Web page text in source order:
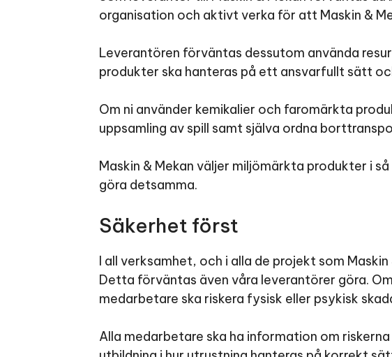
organisation och aktivt verka för att Maskin &
Leverantören förväntas dessutom använda
produkter ska hanteras på ett ansvarfullt sätt
Om ni använder kemikalier och faromärkta
uppsamling av spill samt själva ordna
Maskin & Mekan väljer miljömärkta produkter i
göra detsamma.
Säkerhet först
I all verksamhet, och i alla de projekt som
Detta förväntas även våra leverantörer göra.
medarbetare ska riskera fysisk eller psykisk
Alla medarbetare ska ha information om